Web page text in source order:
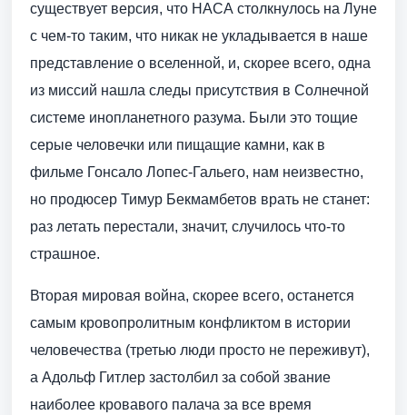
существует версия, что НАСА столкнулось на Луне
с чем-то таким, что никак не укладывается в наше
представление о вселенной, и, скорее всего, одна
из миссий нашла следы присутствия в Солнечной
системе инопланетного разума. Были это тощие
серые человечки или пищащие камни, как в
фильме Гонсало Лопес-Гальего, нам неизвестно,
но продюсер Тимур Бекмамбетов врать не станет:
раз летать перестали, значит, случилось что-то
страшное.
Вторая мировая война, скорее всего, останется
самым кровопролитным конфликтом в истории
человечества (третью люди просто не переживут),
а Адольф Гитлер застолбил за собой звание
наиболее кровавого палача за все время